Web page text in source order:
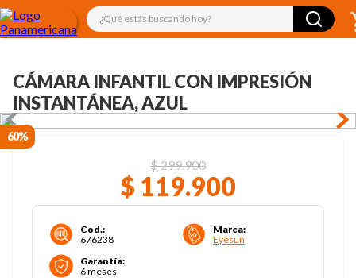
¿Qué estás buscando hoy?
CÁMARA INFANTIL CON IMPRESIÓN
INSTANTÁNEA, AZUL
60%
$299.900
$ 119.900
Cod.:
676238
Marca:
Eyesun
Garantía:
6 meses